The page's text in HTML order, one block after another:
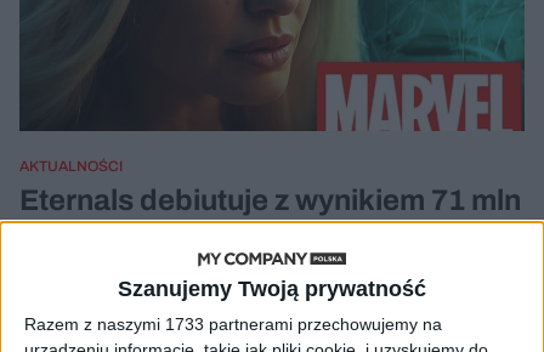
Szanujemy Twoją prywatność
Razem z naszymi 1733 partnerami przechowujemy na
AKTUALNOŚCI
Eternals debiutuje z wynikiem 71 mln
08.11.2021